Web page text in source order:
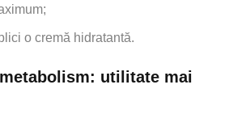
o cremă hidratantă.
utilitate mai